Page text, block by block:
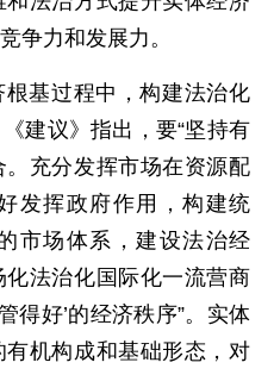
争力和发展力。
基过程中，构建法治化
建议》指出，要“坚持有
充分发挥市场在资源配
发挥政府作用，构建统
市场体系，建设法治经
法治化国际化一流营商
得好’的经济秩序”。实体
机构成和基础形态，对